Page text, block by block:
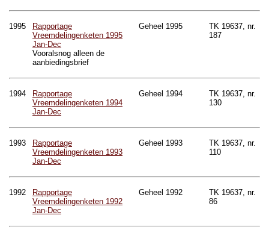
1995
Rapportage
Vreemdelingenketen 1995
Jan-Dec
Vooralsnog alleen de
aanbiedingsbrief
Geheel 1995
TK 19637, nr.
187
1994
Rapportage
Vreemdelingenketen 1994
Jan-Dec
Geheel 1994
TK 19637, nr.
130
1993
Rapportage
Vreemdelingenketen 1993
Jan-Dec
Geheel 1993
TK 19637, nr.
110
1992
Rapportage
Vreemdelingenketen 1992
Jan-Dec
Geheel 1992
TK 19637, nr.
86